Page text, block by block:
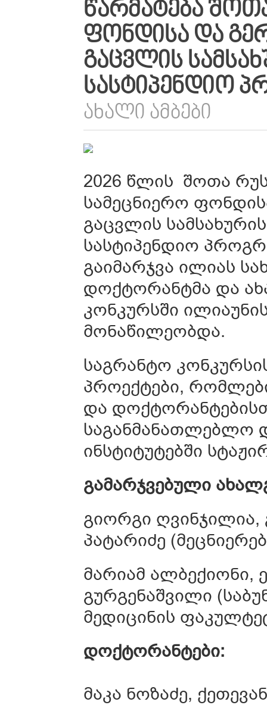
ᲬᲐᲠᲛᲐᲢᲔᲑᲐ
ᲤᲝᲜᲓᲘᲡᲐ ᲓᲐ
ᲒᲐᲪᲕᲚᲘᲡ
ᲡᲐᲡᲢᲘᲞᲔᲜᲓᲘᲝ
ᲐᲮᲐᲚᲘ ᲐᲛᲑᲔᲑᲘ
2026 წლის შოთა
სამეცნიერო
გაცვლის
სასტიპენდიო
გაიმარჯვა ილიას
დოქტორანტმა და
კონკურსში
მონაწილეობდა.
საგრანტო
პროექტები,
და
საგანმანათლებლო
ინსტიტუტებში
გამარჯვებული
გიორგი
პატარიძე
მარიამ ალბექიონი,
გურგენაშვილი
მედიცინის
დოქტორანტები:
მაკა ნოზაძე,